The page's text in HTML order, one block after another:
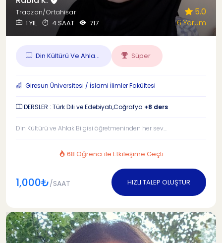
Trabzon/Ortahisar
1 YIL
4 SAAT 717
5.0
6 Yorum
Din Kültürü Ve Ahla... Süper
Giresun Üniversitesi / İslami İlimler Fakültesi
DERSLER : Türk Dili ve Edebiyatı,Coğrafya +8 ders
Din Kültürü ve Ahlak Bilgisi öğretmeninden her sev...
68 Öğrenci ile Etkileşime Geçti
1,000₺/SAAT HIZLI TALEP OLUŞTUR